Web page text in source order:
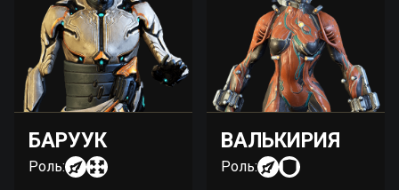
БАРУУК
Роль:
ВАЛЬКИРИЯ
Роль: